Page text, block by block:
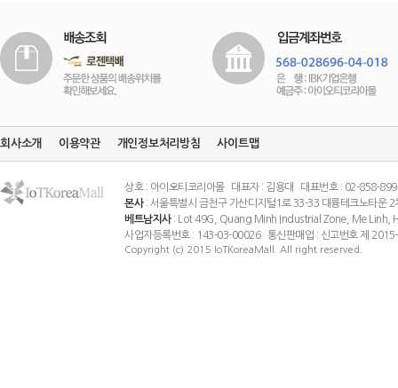
회사소개 이용약관 개인정보처리방침 사이트맵
상호 : 아이오티코리아몰 대표자 : 김용대 대표번호 : 02-858-
본사: 서울특별시 금천구 가산디지털1로 33-33 대륭테크노타운
베트남지사: Lot 49G, Quang Minh Industrial Zone, Me Linh,
사업자등록번호 : 143-03-00026 통신판매업 : 신고번호 제
Copyright (c) 2015 IoTKoreaMall. All right reserved.